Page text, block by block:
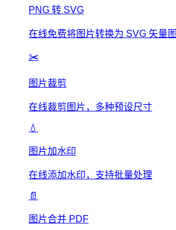
PNG 转 SVG
在线免费将图片转换为 SVG 矢量图
✂️
图片裁剪
在线裁剪图片，多种预设尺寸
💧
图片加水印
在线添加水印，支持批量处理
📄
图片合并 PDF